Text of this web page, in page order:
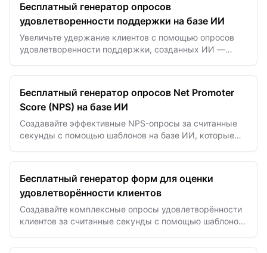
Бесплатный генератор опросов
удовлетворенности поддержки на базе ИИ
Увеличьте удержание клиентов с помощью опросов
удовлетворенности поддержки, созданных ИИ —
Бесплатный генератор опросов Net Promoter
Score (NPS) на базе ИИ
Создавайте эффективные NPS-опросы за считанные
секунды с помощью шаблонов на базе ИИ, которые
Бесплатный генератор форм для оценки
удовлетворённости клиентов
Создавайте комплексные опросы удовлетворённости
клиентов за считанные секунды с помощью шаблонов